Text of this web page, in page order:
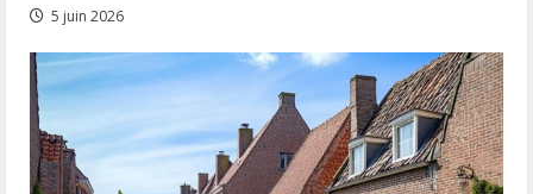
5 juin 2026